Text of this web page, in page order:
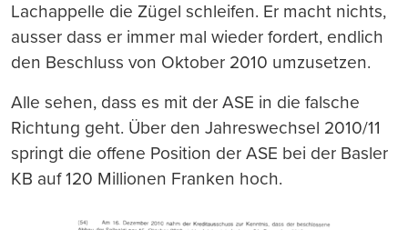
Lachappelle die Zügel schleifen. Er macht nichts,
ausser dass er immer mal wieder fordert, endlich
den Beschluss von Oktober 2010 umzusetzen.
Alle sehen, dass es mit der ASE in die falsche
Richtung geht. Über den Jahreswechsel 2010/11
springt die offene Position der ASE bei der Basler
KB auf 120 Millionen Franken hoch.